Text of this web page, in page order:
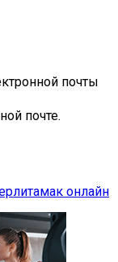
почты
почте.
онлайн